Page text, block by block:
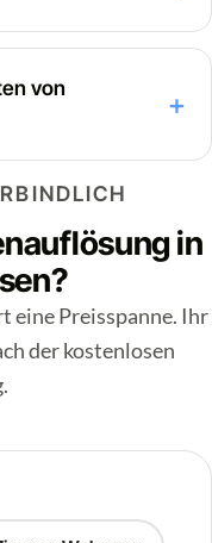
von
in
eine Preisspanne. Ihr
der kostenlosen